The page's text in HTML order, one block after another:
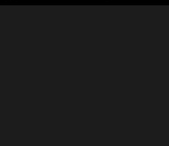
personalizzato
Mayländer.